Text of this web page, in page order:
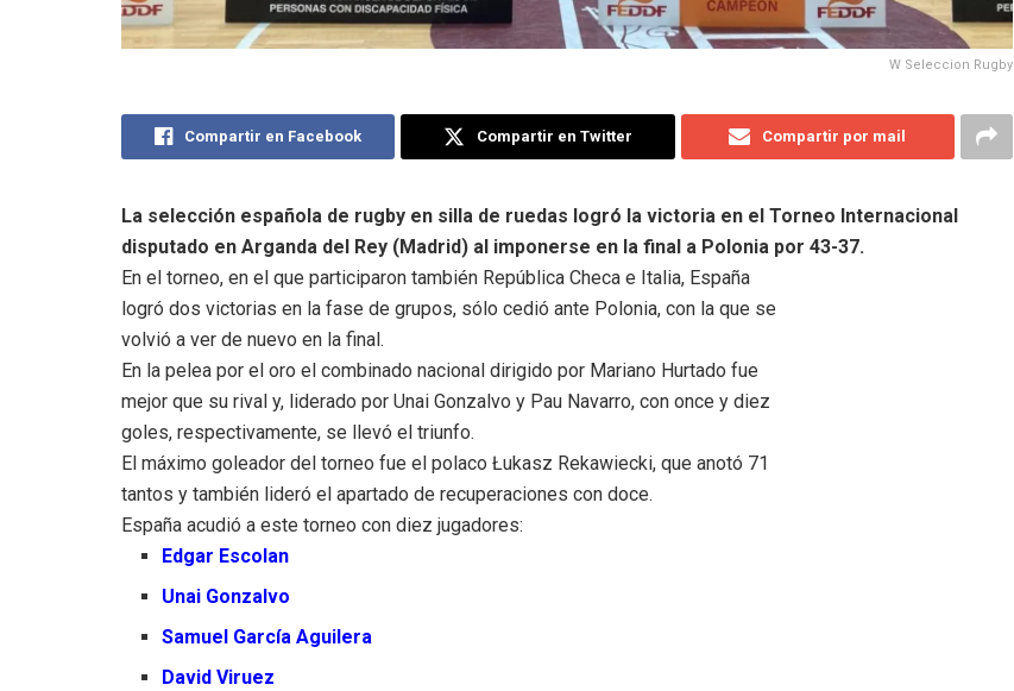
W Seleccion Rugby
Compartir en Facebook Compartir en Twitter Compartir por mail
La selección española de rugby en silla de ruedas logró la victoria en el Torneo Internacional
disputado en Arganda del Rey (Madrid) al imponerse en la final a Polonia por 43-37.
En el torneo, en el que participaron también República Checa e Italia, España
logró dos victorias en la fase de grupos, sólo cedió ante Polonia, con la que se
volvió a ver de nuevo en la final.
En la pelea por el oro el combinado nacional dirigido por Mariano Hurtado fue
mejor que su rival y, liderado por Unai Gonzalvo y Pau Navarro, con once y diez
goles, respectivamente, se llevó el triunfo.
El máximo goleador del torneo fue el polaco Łukasz Rekawiecki, que anotó 71
tantos y también lideró el apartado de recuperaciones con doce.
España acudió a este torneo con diez jugadores:
Edgar Escolan
Unai Gonzalvo
Samuel García Aguilera
David Viruez